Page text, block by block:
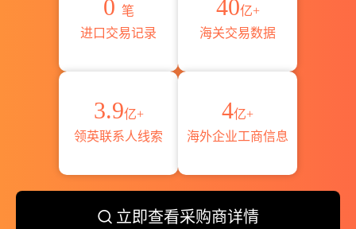
0 笔
进口交易记录
40亿+
海关交易数据
3.9亿+
领英联系人线索
4亿+
海外企业工商信息
立即查看采购商详情